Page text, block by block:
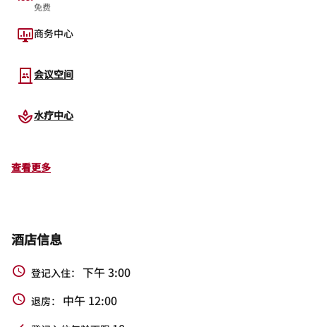
免费
商务中心
会议空间
水疗中心
查看更多
酒店信息
登记入住： 下午 3:00
退房： 中午 12:00